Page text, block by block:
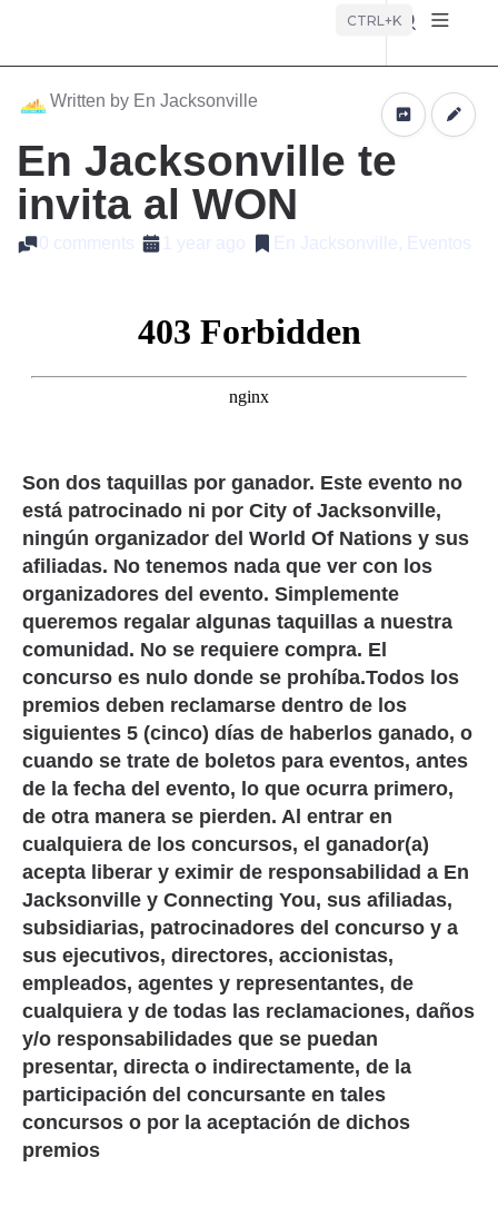
CTRL+K
Written by En Jacksonville
En Jacksonville te
invita al WON
0 comments 1 year ago En Jacksonville, Eventos
Son dos taquillas por ganador. Este evento no
está patrocinado ni por City of Jacksonville,
ningún organizador del World Of Nations y sus
afiliadas. No tenemos nada que ver con los
organizadores del evento. Simplemente
queremos regalar algunas taquillas a nuestra
comunidad. No se requiere compra. El
concurso es nulo donde se prohíba.Todos los
premios deben reclamarse dentro de los
siguientes 5 (cinco) días de haberlos ganado, o
cuando se trate de boletos para eventos, antes
de la fecha del evento, lo que ocurra primero,
de otra manera se pierden. Al entrar en
cualquiera de los concursos, el ganador(a)
acepta liberar y eximir de responsabilidad a En
Jacksonville y Connecting You, sus afiliadas,
subsidiarias, patrocinadores del concurso y a
sus ejecutivos, directores, accionistas,
empleados, agentes y representantes, de
cualquiera y de todas las reclamaciones, daños
y/o responsabilidades que se puedan
presentar, directa o indirectamente, de la
participación del concursante en tales
concursos o por la aceptación de dichos
premios